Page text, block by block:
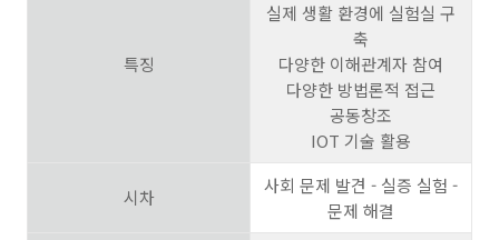
특징
실제 생활 환경에 실험실 구
축
다양한 이해관계자 참여
다양한 방법론적 접근
공동창조
IOT 기술 활용
시차
사회 문제 발견 - 실증 실험 -
문제 해결